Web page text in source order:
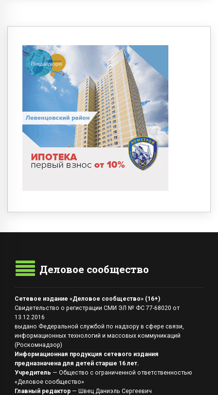
Деловое сообщество
Сетевое издание «Деловое сообщество» (16+)
Свидетельство о регистрации СМИ ЭЛ № ФС 77-68020 от
13.12.2016
выдано Федеральной службой по надзору в сфере связи,
информационных технологий и массовых коммуникаций
(Роскомнадзор)
Информационная продукция сетевого издания
предназначена для детей старше 16 лет.
Учредитель — Общество с ограниченной ответственностью
«Деловое сообщество»
Главный редактор — Швец Даниэль Сергеевич